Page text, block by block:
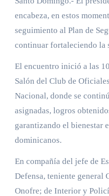
encabeza, en estos
seguimiento al Plan de
continuar fortaleciendo la
El encuentro inició a las
Salón del Club de
Nacional, donde se
asignadas, logros
garantizando el bienestar
dominicanos.
En compañía del jefe de
Defensa, teniente general
Onofre; de Interior y